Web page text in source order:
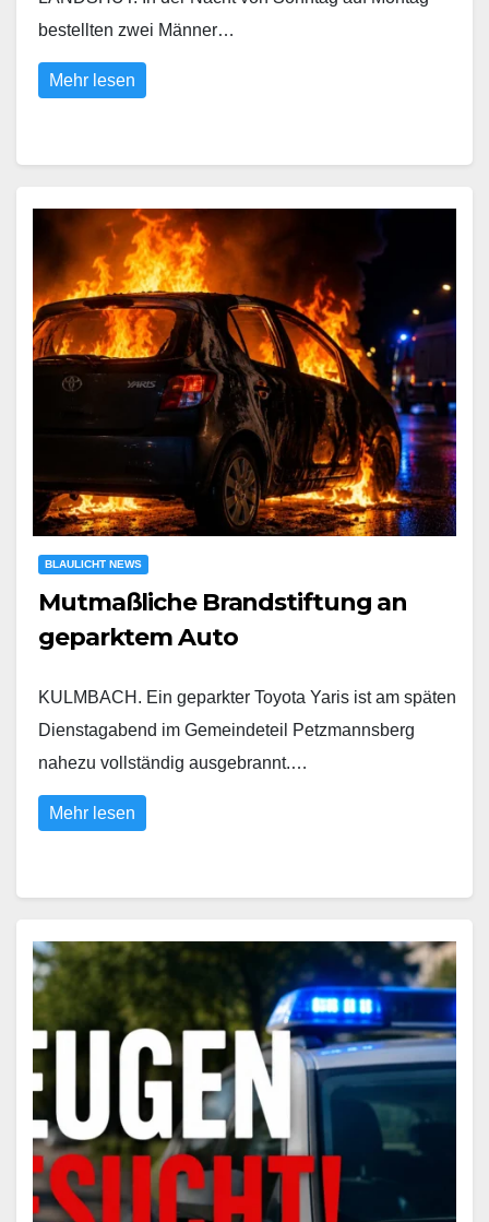
bestellten zwei Männer…
Mehr lesen
BLAULICHT NEWS
Mutmaßliche Brandstiftung an
geparktem Auto
KULMBACH. Ein geparkter Toyota Yaris ist am späten
Dienstagabend im Gemeindeteil Petzmannsberg
nahezu vollständig ausgebrannt.…
Mehr lesen